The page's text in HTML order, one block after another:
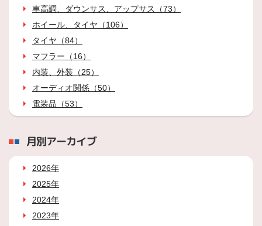
車高調、ダウンサス、アップサス（73）
ホイール、タイヤ（106）
タイヤ（84）
マフラー（16）
内装、外装（25）
オーディオ関係（50）
電装品（53）
月別アーカイブ
2026年
2025年
2024年
2023年